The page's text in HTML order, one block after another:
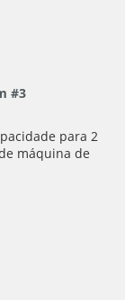
#3
para 2
máquina de